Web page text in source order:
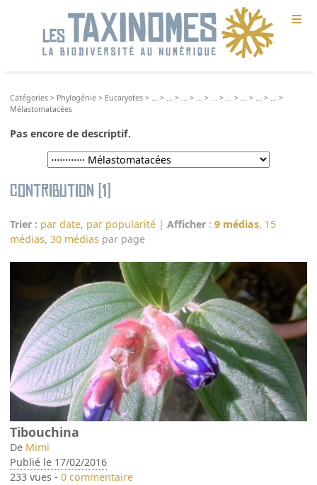
≡
Catégories > Phylogénie > Eucaryotes > > > > > > > > >
>
Mélastomatacées
Pas encore de descriptif.
Contribution (1)
Trier : par date, par popularité |Afficher :9 médias, 15
médias,30 médias par page
Tibouchina
De Mimi
Publié le 17/02/2016
233 vues -0 commentaire